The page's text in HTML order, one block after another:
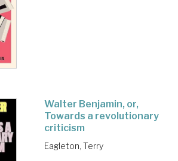
Walter Benjamin, or,
Towards a revolutionary
criticism
Eagleton, Terry